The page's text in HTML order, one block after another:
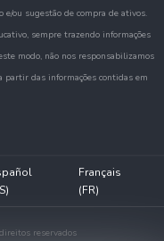
ou sugestão de compra de ativos.
sempre trazendo informações
modo, não nos responsabilizamos
partir das informações contidas em
Français
(FR)
reservados